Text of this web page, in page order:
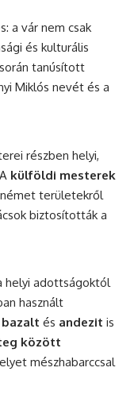
a vár nem csak
és kulturális
tanúsított
Miklós nevét és a
részben helyi,
külföldi mesterek
német területekről
biztosították a
helyi adottságoktól
használt
bazalt és andezit is
között
mészhabarccsal